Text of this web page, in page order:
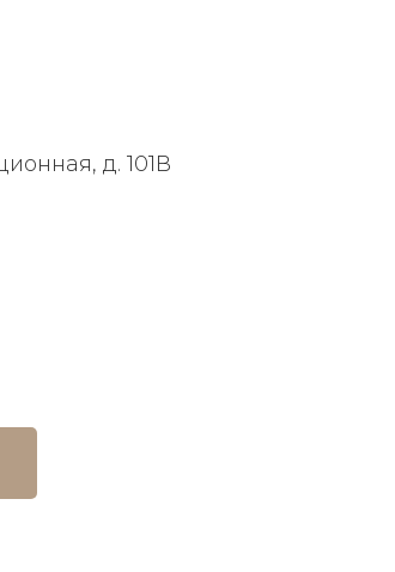
д. 101В